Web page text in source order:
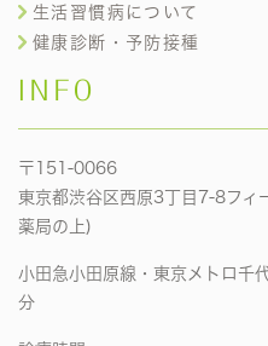
生活習慣病について
健康診断・予防接種
INFO
〒151-0066
東京都渋谷区西原3丁目7-8フィ
薬局の上)
小田急小田原線・東京メトロ千
分